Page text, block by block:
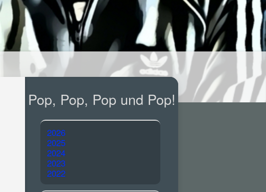
Pop, Pop, Pop und Pop!
2026
2025
2024
2023
2022